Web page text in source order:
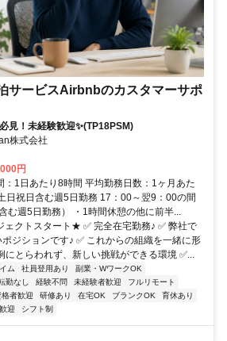
サービスAirbnbのカスタマーサポ
見！未経験歓迎✨(TP18PSM)
株式会社
円
：1日あたり8時間 平均勤務日数：1ヶ月あた
日祝日含む週5日勤務 17：00～翌9：00の間
む週5日勤務） ・1時間休憩の他に前半...
クトスタート★ ✅ 完全在宅勤務♪ ✅ 弊社で
ジションです♪ ✅ これからの組織を一緒に形
にとらわれず、新しい挑戦ができる環境 ✅...
ム 社員登用あり
副業・WワークOK
勤なし 経験不問 未経験者歓迎
フルリモート
者歓迎 研修あり 在宅OK ブランクOK
育休あり
迎 シフト制